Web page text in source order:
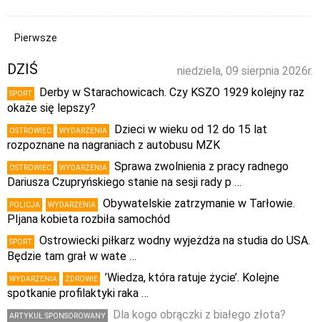
Pierwsze
niedziela, 09 sierpnia 2026r.
DZIŚ
SPORT
Derby w Starachowicach. Czy KSZO 1929 kolejny raz
okaże się lepszy?
OSTROWIEC WYDARZENIA
Dzieci w wieku od 12 do 15 lat
rozpoznane na nagraniach z autobusu MZK
OSTROWIEC WYDARZENIA
Sprawa zwolnienia z pracy radnego
Dariusza Czupryńskiego stanie na sesji rady p …
POLICJA WYDARZENIA
Obywatelskie zatrzymanie w Tarłowie.
PIjana kobieta rozbiła samochód
SPORT
Ostrowiecki piłkarz wodny wyjeżdża na studia do USA.
Będzie tam grał w wate …
WYDARZENIA ZDROWIE
’Wiedza, która ratuje życie’. Kolejne
spotkanie profilaktyki raka …
ARTYKUŁ SPONSOROWANY
Dla kogo obrączki z białego złota?